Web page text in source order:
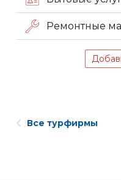
Ремонтные
Все турфирмы